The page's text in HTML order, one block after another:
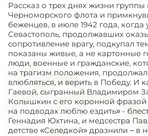
Рассказ о трех днях жизни группы
Черноморского флота и
беженцев, в июле 1942 года, когда
Севастополь, продолжавших
сопротивление врагу, подкупал
показаны живые, а не картонные
люди, военные и гражданские,
на трагизм положения,
влюбляться, и верить в Победу. И
Гаевой, сыгранный Владимиром
Колышкин с его коронной фразой
на подводах люблю ездить» -
Геннадия Юхтина, и медсестра
детстве «Селедкой» дразнили – в